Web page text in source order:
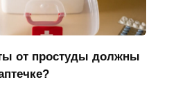
от простуды должны